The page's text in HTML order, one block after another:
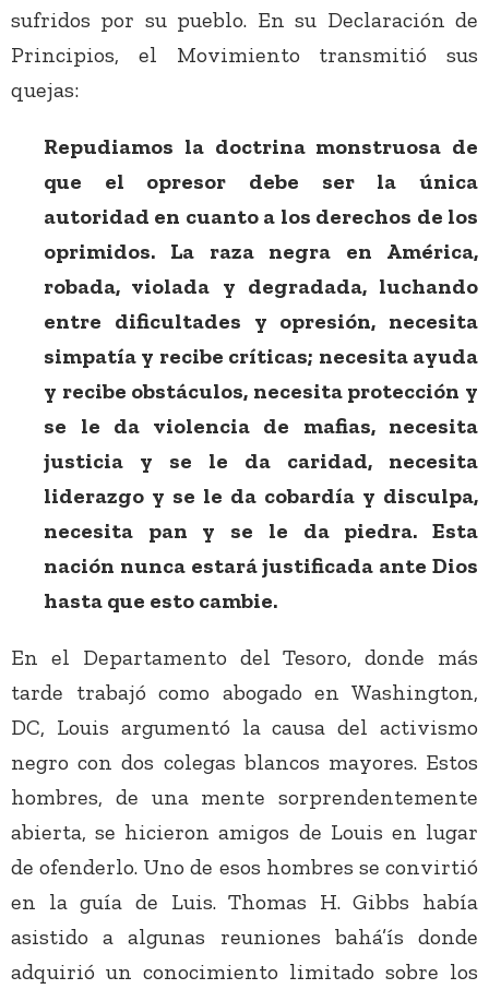
sufridos por su pueblo. En su Declaración de
Principios, el Movimiento transmitió sus
quejas:
Repudiamos la doctrina monstruosa de
que el opresor debe ser la única
autoridad en cuanto a los derechos de los
oprimidos. La raza negra en América,
robada, violada y degradada, luchando
entre dificultades y opresión, necesita
simpatía y recibe críticas; necesita ayuda
y recibe obstáculos, necesita protección y
se le da violencia de mafias, necesita
justicia y se le da caridad, necesita
liderazgo y se le da cobardía y disculpa,
necesita pan y se le da piedra. Esta
nación nunca estará justificada ante Dios
hasta que esto cambie.
En el Departamento del Tesoro, donde más
tarde trabajó como abogado en Washington,
DC, Louis argumentó la causa del activismo
negro con dos colegas blancos mayores. Estos
hombres, de una mente sorprendentemente
abierta, se hicieron amigos de Louis en lugar
de ofenderlo. Uno de esos hombres se convirtió
en la guía de Luis. Thomas H. Gibbs había
asistido a algunas reuniones bahá’ís donde
adquirió un conocimiento limitado sobre los